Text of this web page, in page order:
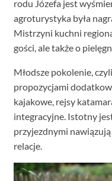
rodu Józefa jest
agroturystyka była
Mistrzyni kuchni
gości, ale także o
Młodsze pokolenie,
propozycjami
kajakowe, rejsy
integracyjne. Istotny
przyjezdnymi
relacje.